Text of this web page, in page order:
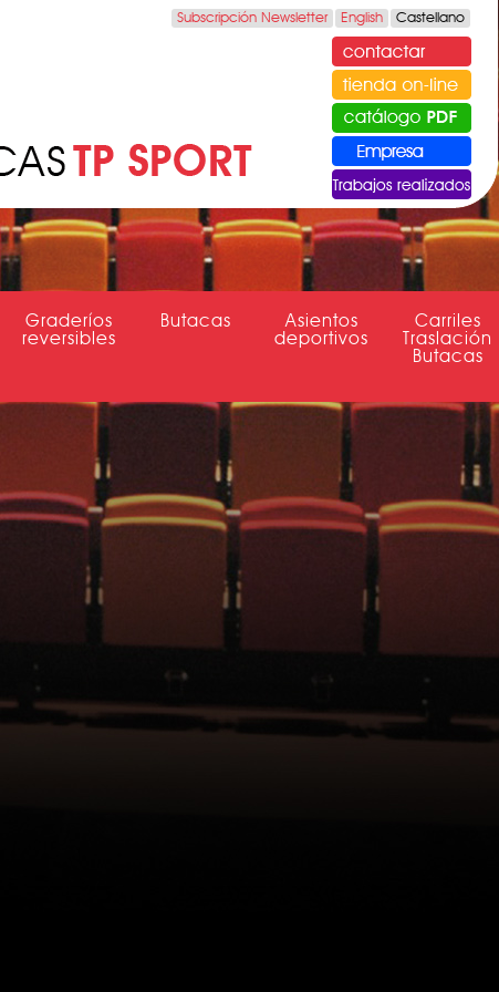
Subscripción Newsletter English Castellano
Graderíos
reversibles
Butacas
Asientos
deportivos
Carriles
Traslación
Butacas